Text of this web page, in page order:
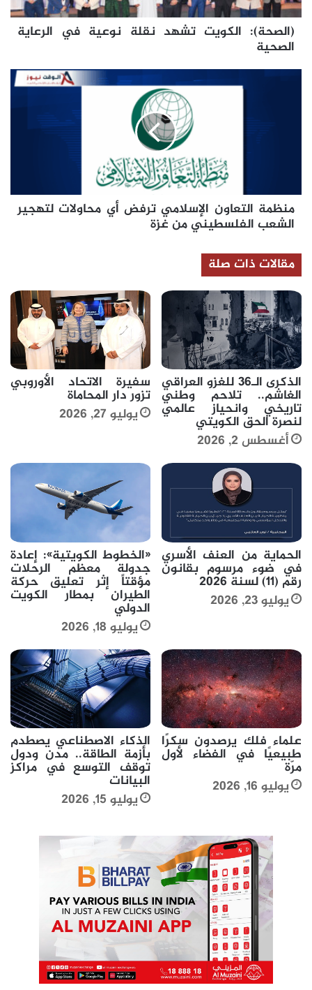
(الصحة): الكويت تشهد نقلة نوعية في الرعاية
الصحية
الفلسطيني
من
غزة
منظمة التعاون الإسلامي ترفض أي محاولات لتهجير
الشعب الفلسطيني من غزة
مقالات ذات صلة
الذكرى الـ36 للغزو العراقي
الغاشم.. تلاحم وطني
تاريخي وانحياز عالمي
لنصرة الحق الكويتي
أغسطس 2, 2026
سفيرة الاتحاد الأوروبي
تزور دار المحاماة
يوليو 27, 2026
الحماية من العنف الأسري
في ضوء مرسوم بقانون
رقم (11) لسنة 2026
يوليو 23, 2026
«الخطوط الكويتية»: إعادة
جدولة معظم الرحلات
مؤقتاً إثر تعليق حركة
الطيران بمطار الكويت
الدولي
يوليو 18, 2026
علماء فلك يرصدون سكرًا
طبيعيًا في الفضاء لأول
مرّة
يوليو 16, 2026
الذكاء الاصطناعي يصطدم
بأزمة الطاقة.. مدن ودول
توقف التوسع في مراكز
البيانات
يوليو 15, 2026